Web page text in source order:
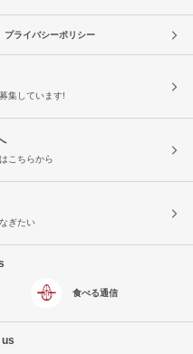
プライバシーポリシー
集しています!
こちらから
ぎたい
食べる通信
us